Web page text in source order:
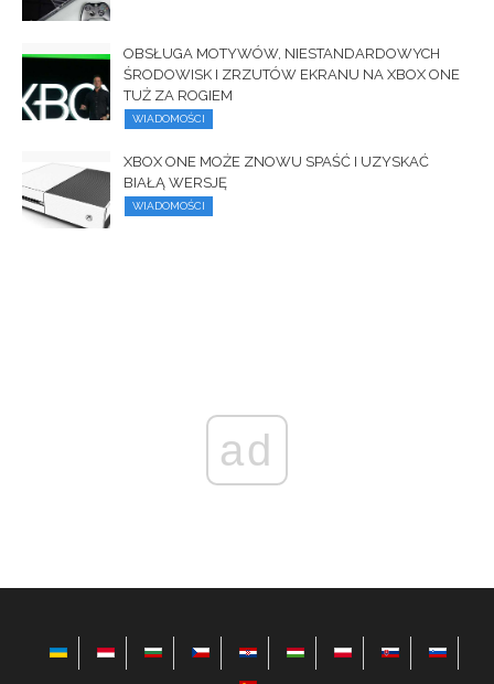
OBSŁUGA MOTYWÓW, NIESTANDARDOWYCH
ŚRODOWISK I ZRZUTÓW EKRANU NA XBOX ONE
TUŻ ZA ROGIEM
WIADOMOŚCI
XBOX ONE MOŻE ZNOWU SPAŚĆ I UZYSKAĆ
BIAŁĄ WERSJĘ
WIADOMOŚCI
ad